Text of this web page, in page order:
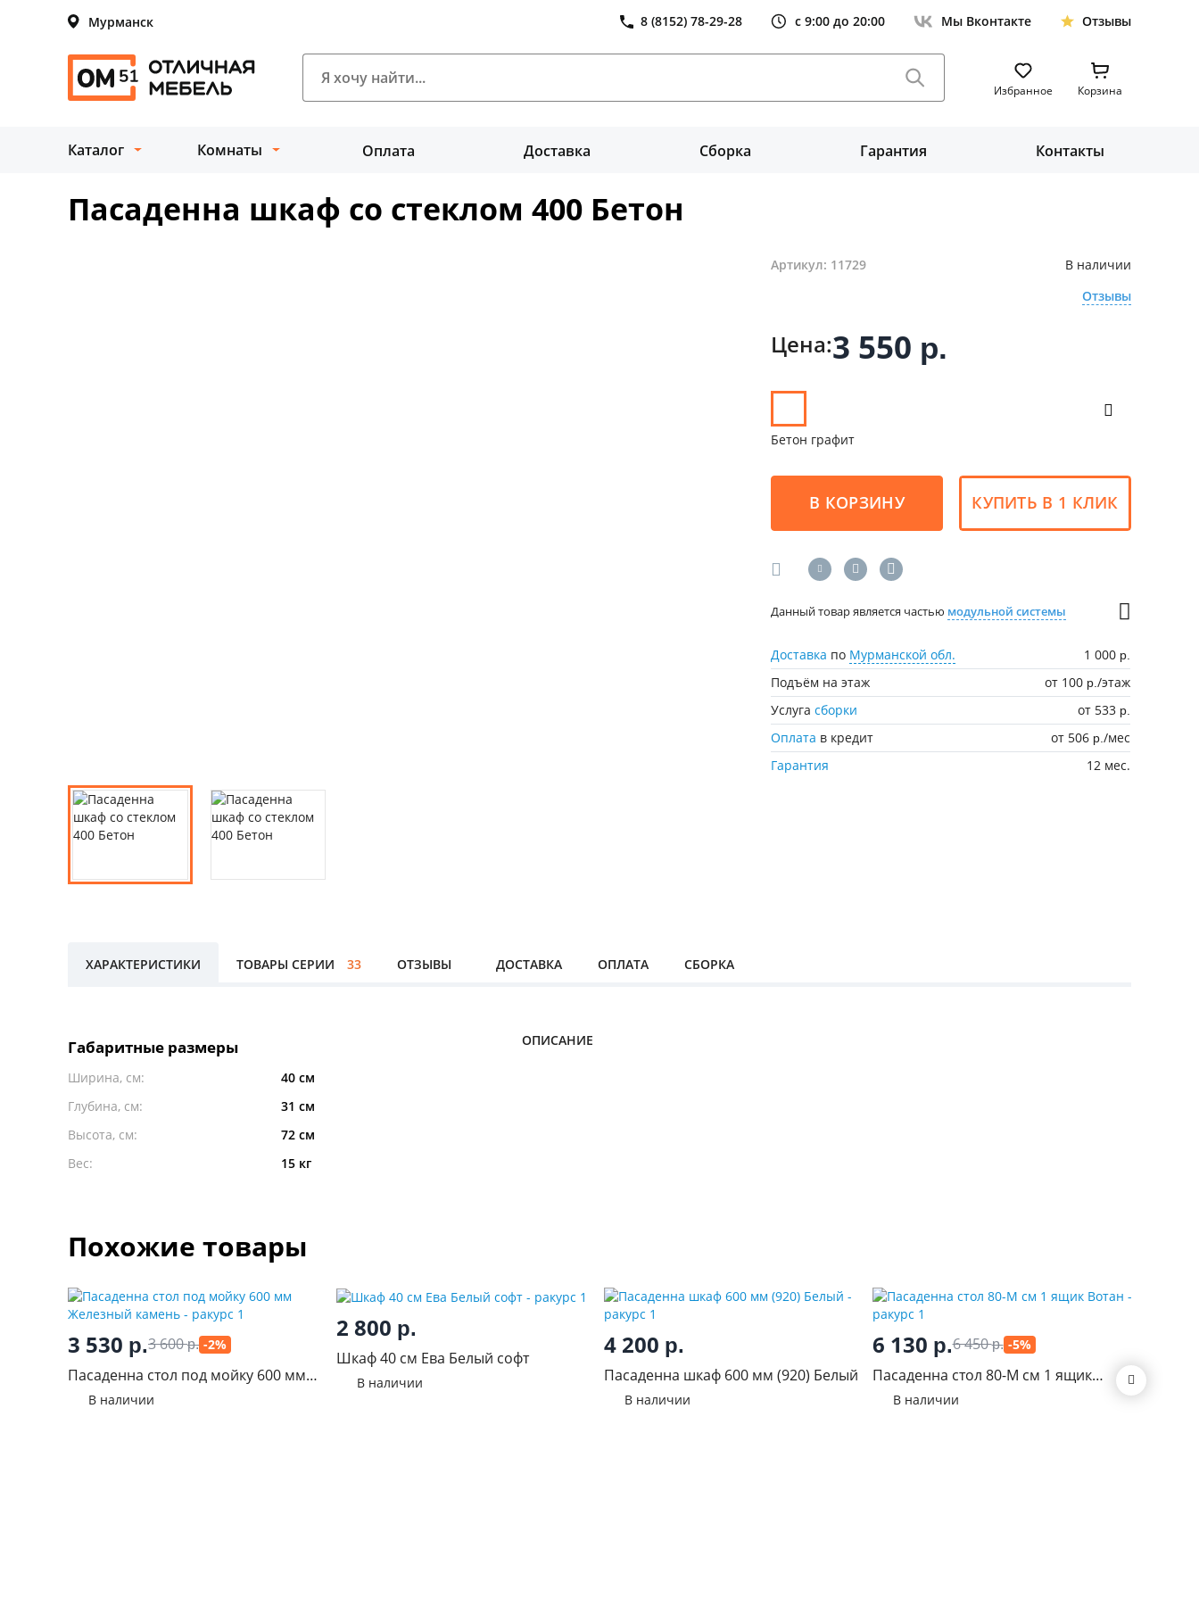
Мурманск 8 (8152) 78-29-28 с 9:00 до 20:00 Мы Вконтакте Отзывы
Избранное Корзина
Каталог Комнаты Оплата Доставка Сборка Гарантия Контакты
Пасаденна шкаф со стеклом 400 Бетон
Артикул: 11729
В наличии
Отзывы
Цена:3 550 р.
Бетон графит
В КОРЗИНУ КУПИТЬ В 1 КЛИК
Данный товар является частью модульной системы
Доставка по Мурманской обл. 1 000 р.
Подъём на этаж от 100 р./этаж
Услугасборки от 533 р.
Оплата в кредит от 506 р./мес
Гарантия
12 мес.
ХАРАКТЕРИСТИКИ ТОВАРЫ СЕРИИ 33 ОТЗЫВЫ ДОСТАВКА ОПЛАТА СБОРКА
Габаритные размеры
Ширина, см:
40 см
Глубина, см:
31 см
Высота, см:
72 см
Вес:
15 кг
ОПИСАНИЕ
Похожие товары
3 530 р.3 600р. -2%
Пасаденна стол под мойку 600 мм
Железный камень
В наличии
2 800 р.
Шкаф 40 см Ева Белый софт
В наличии
4 200 р.
Пасаденна шкаф 600 мм (920) Белый
В наличии
6 130 р.6 450р. -5%
Пасаденна стол 80-М см 1 ящик
Вотан
В наличии